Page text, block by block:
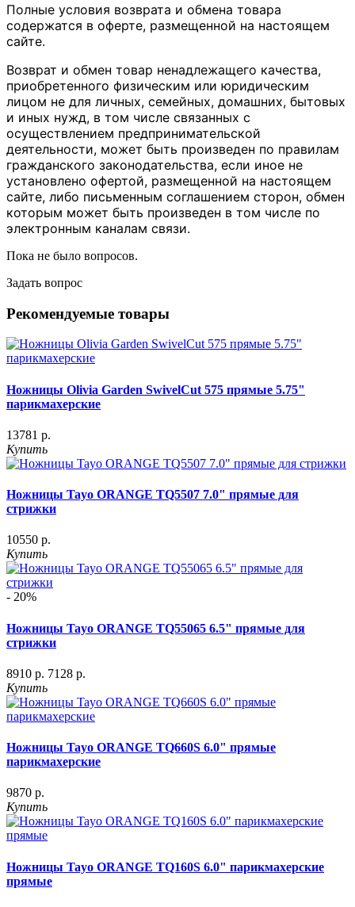
Полные условия возврата и обмена товара
содержатся в оферте, размещенной на настоящем
сайте.
Возврат и обмен товар ненадлежащего качества,
приобретенного физическим или юридическим
лицом не для личных, семейных, домашних, бытовых
и иных нужд, в том числе связанных с
осуществлением предпринимательской
деятельности, может быть произведен по правилам
гражданского законодательства, если иное не
установлено офертой, размещенной на настоящем
сайте, либо письменным соглашением сторон, обмен
которым может быть произведен в том числе по
электронным каналам связи.
Пока не было вопросов.
Задать вопрос
Рекомендуемые товары
Ножницы Olivia Garden SwivelCut 575 прямые 5.75"
парикмахерские
13781 р.
Купить
Ножницы Tayo ORANGE TQ5507 7.0" прямые для
стрижки
10550 р.
Купить
- 20%
Ножницы Tayo ORANGE TQ55065 6.5" прямые для
стрижки
8910 р. 7128 р.
Купить
Ножницы Tayo ORANGE TQ660S 6.0" прямые
парикмахерские
9870 р.
Купить
Ножницы Tayo ORANGE TQ160S 6.0" парикмахерские
прямые